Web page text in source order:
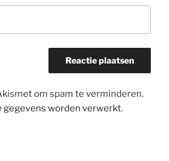
om spam te verminderen.
gegevens worden verwerkt.